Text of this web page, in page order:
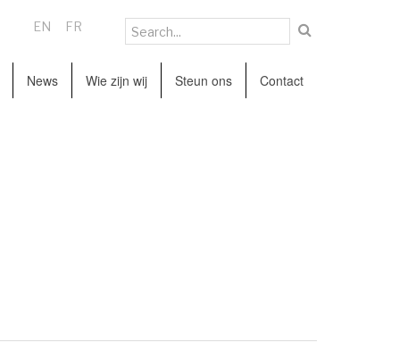
News Wie zijn wij Steun ons Contact
EN FR